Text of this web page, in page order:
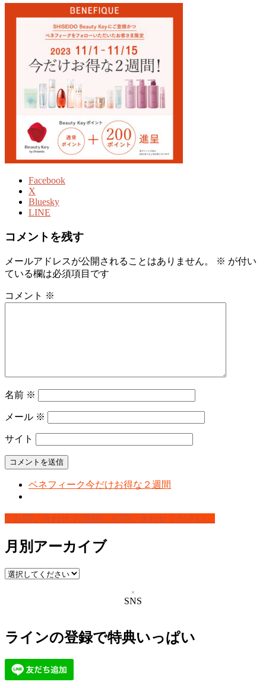
Facebook
X
Bluesky
LINE
コメントを残す
メールアドレスが公開されることはありません。 ※ が付い
ている欄は必須項目です
コメント ※
名前 ※
メール ※
サイト
ベネフィーク今だけお得な２週間
お問い合わせ お気軽にお問い合わせください。
月別アーカイブ
SNS
ラインの登録で特典いっぱい